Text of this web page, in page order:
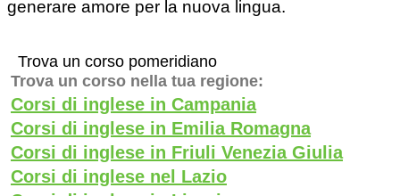
generare amore per la nuova lingua.
Trova un corso pomeridiano
Trova un corso nella tua regione:
Corsi di inglese in Campania
Corsi di inglese in Emilia Romagna
Corsi di inglese in Friuli Venezia Giulia
Corsi di inglese nel Lazio